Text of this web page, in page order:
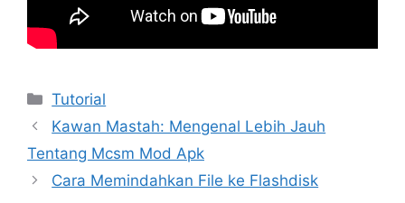
Kategori
Tutorial
Kawan Mastah: Mengenal Lebih Jauh
Tentang Mcsm Mod Apk
Cara Memindahkan File ke Flashdisk